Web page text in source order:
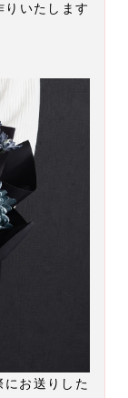
いたします
にお送りした